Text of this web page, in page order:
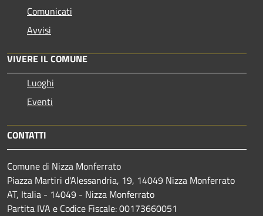
Comunicati
Avvisi
VIVERE IL COMUNE
Luoghi
Eventi
CONTATTI
Comune di Nizza Monferrato
Piazza Martiri d'Alessandria, 19, 14049 Nizza Monferrato
AT, Italia - 14049 - Nizza Monferrato
Partita IVA e Codice Fiscale: 00173660051